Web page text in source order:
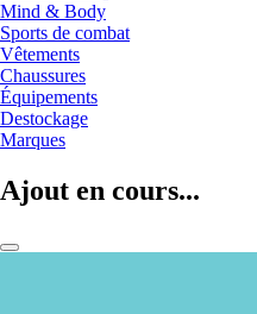
Mind & Body
Sports de combat
Vêtements
Chaussures
Équipements
Destockage
Marques
Ajout en cours...